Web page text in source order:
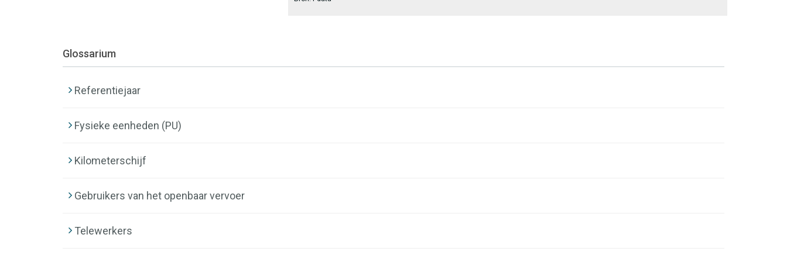
Glossarium
Referentiejaar
Fysieke eenheden (PU)
Kilometerschijf
Gebruikers van het openbaar vervoer
Telewerkers